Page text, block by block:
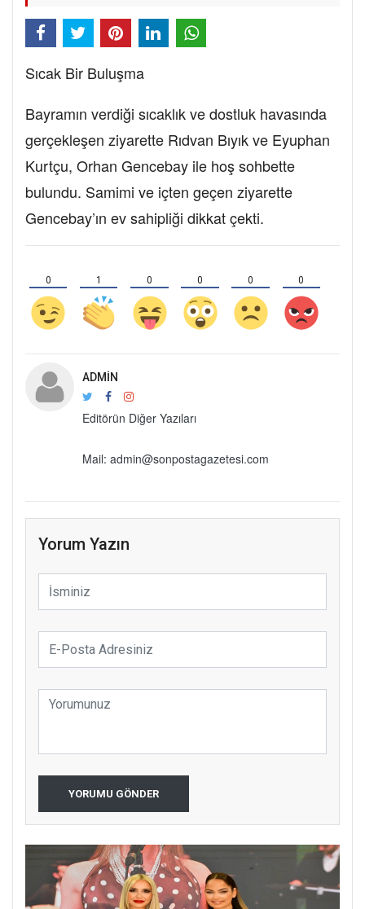
Sıcak Bir Buluşma
Bayramın verdiği sıcaklık ve dostluk havasında
gerçekleşen ziyarette Rıdvan Bıyık ve Eyuphan
Kurtçu, Orhan Gencebay ile hoş sohbette
bulundu. Samimi ve içten geçen ziyarette
Gencebay’ın ev sahipliği dikkat çekti.
0 1 0 0 0 0
ADMIN
Editörün Diğer Yazıları
Mail: admin@sonpostagazetesi.com
Yorum Yazın
YORUMU GÖNDER